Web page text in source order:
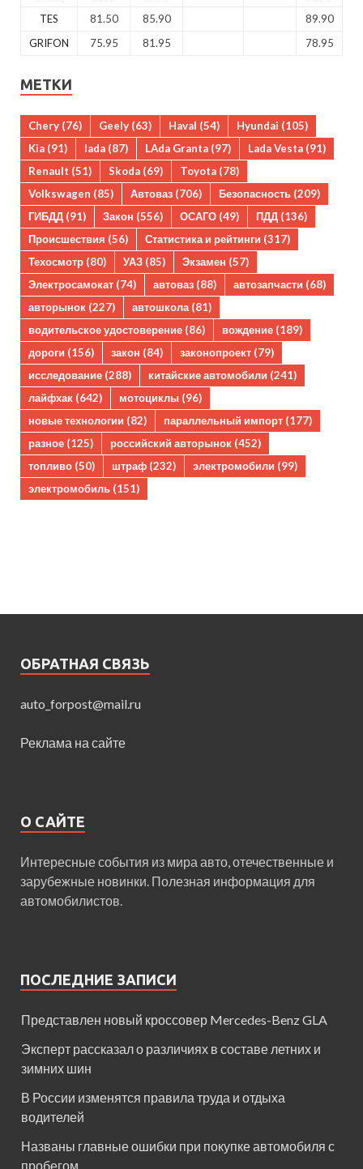
TES
81.50 85.90
89.90
GRIFON
75.95 81.95 78.95
МЕТКИ
Chery (76) Geely (63) Haval (54) Hyundai (105)
Kia (91) lada (87) LAda Granta (97) Lada Vesta (91)
Renault (51) Skoda (69) Toyota (78)
Volkswagen (85) Автоваз (706) Безопасность (209)
ГИБДД (91) Закон (556) ОСАГО (49) ПДД (136)
Происшествия (56) Статистика и рейтинги (317)
Техосмотр (80) УАЗ (85) Экзамен (57)
Электросамокат (74) автоваз (88) автозапчасти (68)
авторынок (227) автошкола (81)
водительское удостоверение (86) вождение (189)
дороги (156) закон (84) законопроект (79)
исследование (288) китайские автомобили (241)
лайфхак (642) мотоциклы (96)
новые технологии (82) параллельный импорт (177)
разное (125) российский авторынок (452)
топливо (50) штраф (232) электромобили (99)
электромобиль (151)
ОБРАТНАЯ СВЯЗЬ
auto_forpost@mail.ru
Реклама на сайте
О САЙТЕ
Интересные события из мира авто, отечественные и
зарубежные новинки. Полезная информация для
автомобилистов.
ПОСЛЕДНИЕ ЗАПИСИ
Представлен новый кроссовер Mercedes-Benz GLA
Эксперт рассказал о различиях в составе летних и
зимних шин
В России изменятся правила труда и отдыха
водителей
Названы главные ошибки при покупке автомобиля с
пробегом